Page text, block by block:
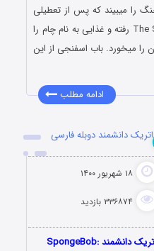
را میبیند که پس از تعطیلی
رستوران به مکانی به نام The Slop Pail رفته و غذایی به نام چام را
را میخورد. باب اسفنجی از این
ادامه مطلب
دانشمند دوبله فارسی
۱۸ شهریور ۱۴۰۰
۳۳۶۸۷۴ بازدید
دانلود انیمیشن باب اسفنجی: پاتریک دانشمند SpongeBob: